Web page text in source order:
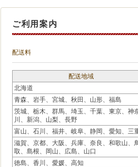
ご利用案内
配送料
配送地域
北海道
青森、岩手、宮城、秋田、山形、福島
茨城、栃木、群馬、埼玉、千葉、東京、神
川、新潟、山梨、長野
富山、石川、福井、岐阜、静岡、愛知、三
滋賀、京都、大阪、兵庫、奈良、和歌山、
取、島根、岡山、広島、山口
徳島、香川、愛媛、高知